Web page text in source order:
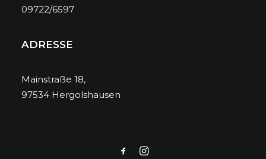
09722/6597
ADRESSE
Mainstraße 18,
97534 Hergolshausen